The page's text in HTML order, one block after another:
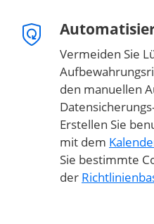
Vermeiden Sie
den manuellen
Erstellen Sie
mit dem
Sie bestimmte
der